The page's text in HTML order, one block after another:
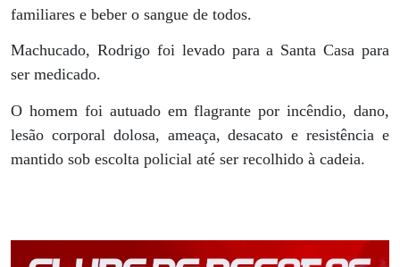
familiares e beber o sangue de todos.
Machucado, Rodrigo foi levado para a Santa Casa para
ser medicado.
O homem foi autuado em flagrante por incêndio, dano,
lesão corporal dolosa, ameaça, desacato e resistência e
mantido sob escolta policial até ser recolhido à cadeia.